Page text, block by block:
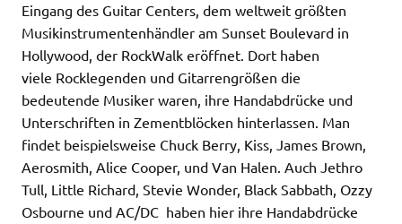
Eingang des Guitar Centers, dem weltweit größten
Musikinstrumentenhändler am Sunset Boulevard in
Hollywood, der RockWalk eröffnet. Dort haben
viele Rocklegenden und Gitarrengrößen die
bedeutende Musiker waren, ihre Handabdrücke und
Unterschriften in Zementblöcken hinterlassen. Man
findet beispielsweise Chuck Berry, Kiss, James Brown,
Aerosmith, Alice Cooper, und Van Halen. Auch Jethro
Tull, Little Richard, Stevie Wonder, Black Sabbath, Ozzy
Osbourne und AC/DC haben hier ihre Handabdrücke